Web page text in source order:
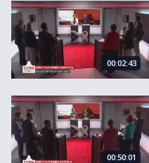
Débat pour le Conseil des
00:02:43
Grand débat pour le
00:50:01